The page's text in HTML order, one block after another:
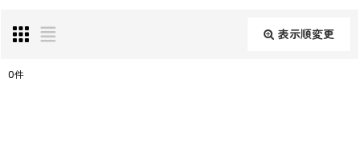
表示順変更
0件